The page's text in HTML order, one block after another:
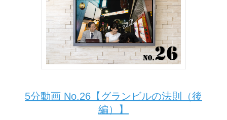
5分動画 No.26【グランビルの法則（後
編）】